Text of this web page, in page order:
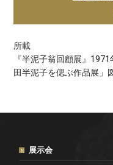
所載
『半泥子翁回顧展』
田半泥子を偲ぶ作品展」
展示会